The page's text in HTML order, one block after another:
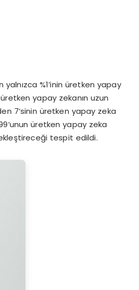
%1’inin üretken yapay
üretken yapay zekanın uzun
7’sinin üretken yapay zeka
üretken yapay zeka
tespit edildi.